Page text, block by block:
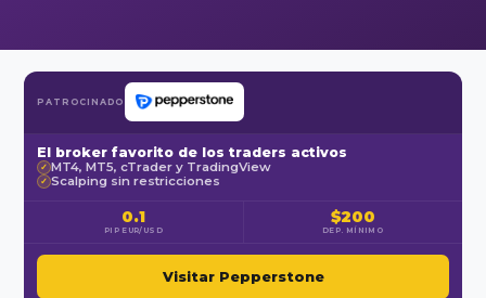
PATROCINADO
El broker favorito de los traders activos
✓ MT4, MT5, cTrader y TradingView
✓ Scalping sin restricciones
0.1
PIP EUR/USD
$200
DEP. MÍNIMO
Visitar Pepperstone